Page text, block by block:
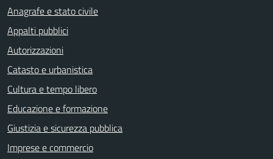
Anagrafe e stato civile
Appalti pubblici
Autorizzazioni
Catasto e urbanistica
Cultura e tempo libero
Educazione e formazione
Giustizia e sicurezza pubblica
Imprese e commercio